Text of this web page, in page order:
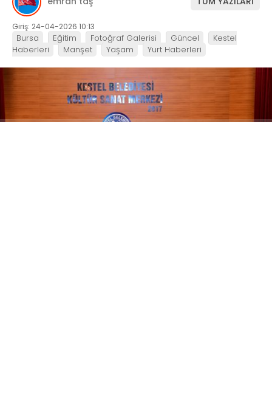
Giriş: 24-04-2026 10:13
Bursa Eğitim Fotoğraf Galerisi Güncel
Kestel
Haberleri
Manşet Yaşam Yurt Haberleri